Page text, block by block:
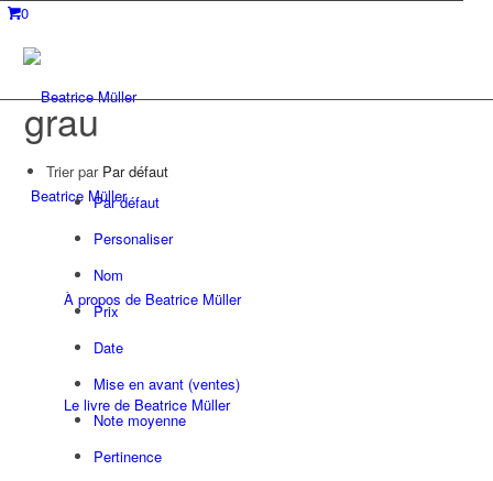
0
Beatrice Müller
À propos de Beatrice Müller
Le livre de Beatrice Müller
grau
Trier par Par défaut
Par défaut
Personaliser
Nom
Prix
Date
Mise en avant (ventes)
Note moyenne
Pertinence